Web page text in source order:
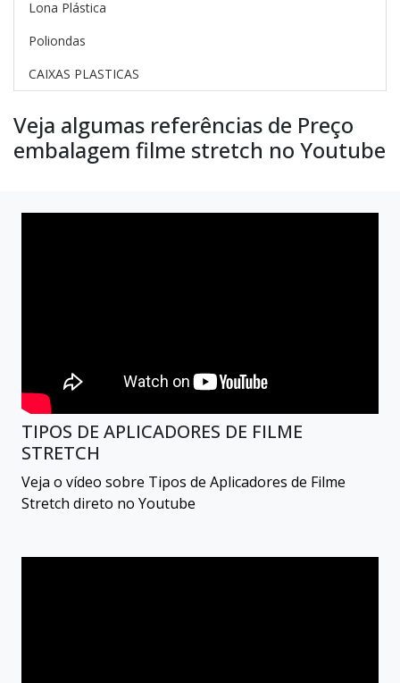
Lona Plástica
Poliondas
CAIXAS PLASTICAS
Veja algumas referências de Preço
embalagem filme stretch no Youtube
TIPOS DE APLICADORES DE FILME
STRETCH
Veja o vídeo sobre Tipos de Aplicadores de Filme
Stretch direto no Youtube